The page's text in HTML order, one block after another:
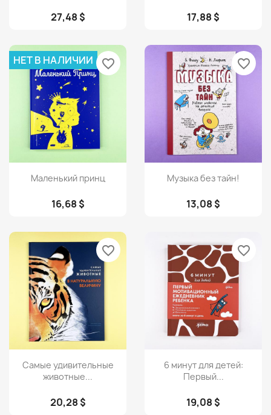
27,48 $ 17,88 $
Просмотр
Маленький принц
16,68 $
НЕТ В НАЛИЧИИ favorite_border
Просмотр
Музыка без тайн!
13,08 $
favorite_border
Просмотр
Самые удивительные
животные...
20,28 $
favorite_border
Просмотр
6 минут для детей:
Первый...
19,08 $
favorite_border